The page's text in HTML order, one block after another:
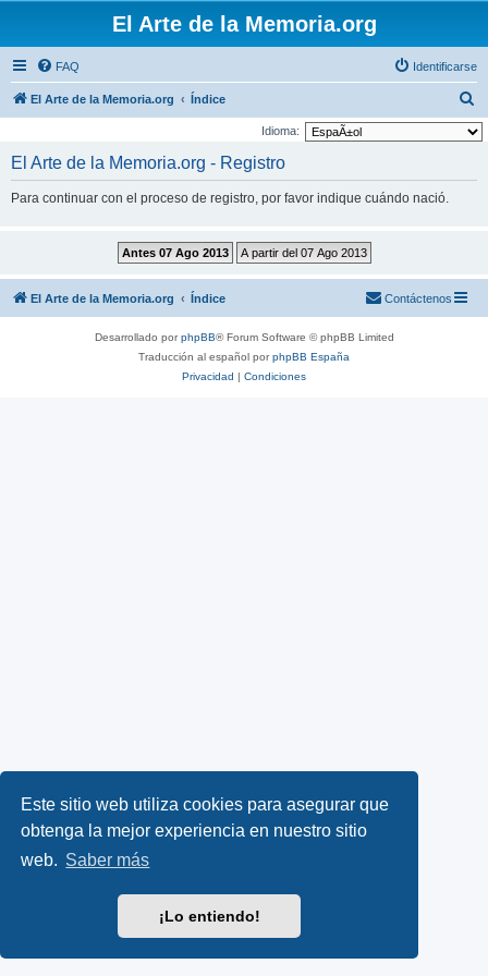
Este sitio web utiliza cookies para asegurar que
obtenga la mejor experiencia en nuestro sitio
web. Saber más
¡Lo entiendo!
El Arte de la Memoria.org
FAQ Identificarse
El Arte de la Memoria.org Índice
u
Idioma:
El Arte de la Memoria.org - Registro
Para continuar con el proceso de registro, por favor indique cuándo nació.
El Arte de la Memoria.org Índice Contáctenos
Desarrollado porphpBB® Forum Software © phpBB Limited
Traducción al español porphpBB España
Privacidad | Condiciones